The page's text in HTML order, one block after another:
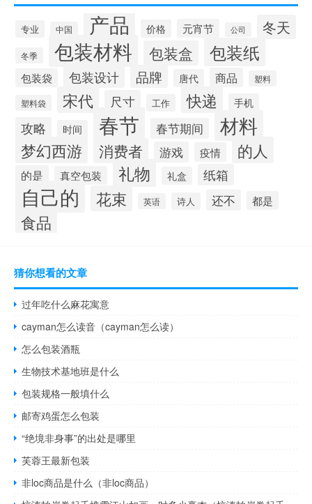
专业 中国 产品 价格 元宵节 公司 冬天
冬季 包装材料 包装盒 包装纸
包装袋 包装设计 品牌 唐代 商品 塑料
塑料袋 宋代 尺寸 工作 快递 手机
攻略 时间 春节 春节期间 材料
梦幻西游 消费者 游戏 疫情 的人
的是 真空包装 礼物 礼盒 纸箱
自己的 花束 英语 诗人 还不 都是
食品
猜你想看的文章
过年吃什么麻花寓意
cayman怎么读音（cayman怎么读）
怎么包装酒瓶
生物技术基地班是什么
包装规格一般填什么
邮寄鸡蛋怎么包装
“绝境非身事”的出处是哪里
芙蓉王最新包装
非loc商品是什么（非loc商品）